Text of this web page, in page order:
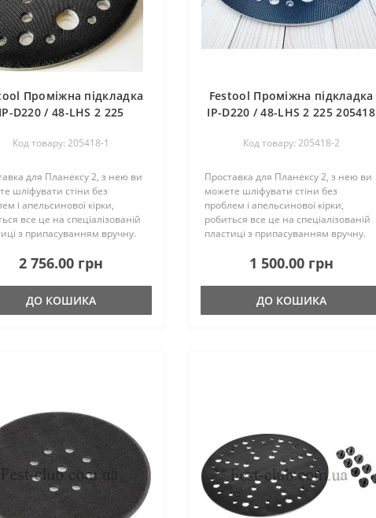
Проміжна підкладка
IP-D220 / 48-LHS 2 225
Код товару: 205418-1
для Планексу 2, з нею ви
шліфувати стіни без
і апельсинової кірки,
все це на спеціалізованій
з припасуванням вручну.
робочу тарілку. У відео
розказано все більш д..
2 756.00 грн
ДО КОШИКА
Festool Проміжна підкладка
IP-D220 / 48-LHS 2 225 205418
Код товару: 205418-2
Проставка для Планексу 2, з нею ви
можете шліфувати стіни без
проблем і апельсинової кірки,
робиться все це на спеціалізованій
пластиці з припасуванням вручну.
вирівняти робочу тарілку. У відео
нижче розказано все більш д..
1 500.00 грн
ДО КОШИКА